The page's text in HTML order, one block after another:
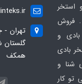
فروش
و
بادی
شنا و
تو کار
تهران -
همکف